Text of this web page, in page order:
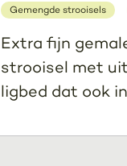
Gemengde strooisels
Extra fijn
strooisel met
ligbed dat ook